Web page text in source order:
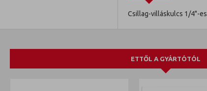
Csillag-villáskulcs 1/4"-es
ETTŐL A GYÁRTÓTÓL